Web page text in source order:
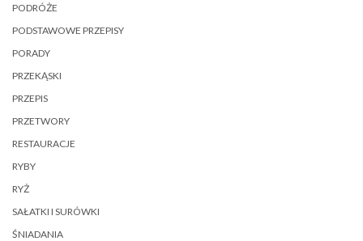
PODRÓŻE
PODSTAWOWE PRZEPISY
PORADY
PRZEKĄSKI
PRZEPIS
PRZETWORY
RESTAURACJE
RYBY
RYŻ
SAŁATKI I SURÓWKI
ŚNIADANIA